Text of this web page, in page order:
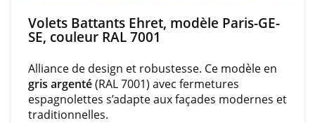
Volets Battants Ehret, modèle Paris-GE-
SE, couleur RAL 7001
Alliance de design et robustesse. Ce modèle en
gris argenté(RAL 7001) avec fermetures
espagnolettes s’adapte aux façades modernes et
traditionnelles.